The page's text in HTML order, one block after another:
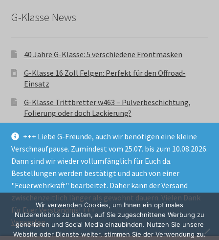
+++ Liebe G-Freunde, auch wir benötigen eine kleine
Verschnaufpause. Zumindest vom 25.07. bis zum 10.08.2026.
Dann sind wir wieder vollumfänglich für Euch da.
Bestellungen werden bestätigt und auch von einer
"Feuerwehrkraft" bearbeitet. Daher kann der Versand
zwischenzeitlich länger als gewohnt dauern. Vielen Dank
für Euer Verständnis! +++
Verwerfen
G-Klasse News
40 Jahre G-Klasse: 5 verschiedene Frontmasken
G-Klasse 16 Zoll Felgen: Perfekt für den Offroad-
Einsatz
G-Klasse Trittbretter w463 – Pulverbeschichtung,
Folierung oder doch Lackierung?
© GParts24 - G-Klasse w463 Trittbretter, Felgen,
Ersatzteile & Zubebehör.
Datenschutzerklärung
Alle Preise inkl. der gesetzlichen MwSt.
Wir verwenden Cookies, um Ihnen ein optimales
Nutzererlebnis zu bieten, auf Sie zugeschnittene Werbung zu
generieren und Social Media einzubinden. Nutzen Sie unsere
Website oder Dienste weiter, stimmen Sie der Verwendung zu.